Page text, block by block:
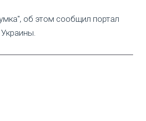
об этом сообщил портал